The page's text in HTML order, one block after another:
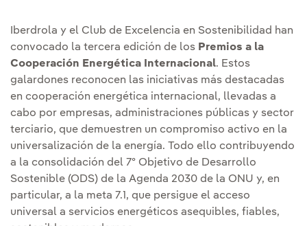
Iberdrola y el Club de Excelencia en Sostenibilidad han
convocado la tercera edición de los Premios a la
Cooperación Energética Internacional. Estos
galardones reconocen las iniciativas más destacadas
en cooperación energética internacional, llevadas a
cabo por empresas, administraciones públicas y sector
terciario, que demuestren un compromiso activo en la
universalización de la energía. Todo ello contribuyendo
a la consolidación del 7º Objetivo de Desarrollo
Sostenible (ODS) de la Agenda 2030 de la ONU y, en
particular, a la meta 7.1, que persigue el acceso
universal a servicios energéticos asequibles, fiables,